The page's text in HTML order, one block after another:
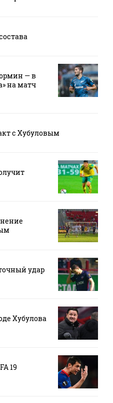
— в
на матч
с Хубуловым
удар
Хубулова
19